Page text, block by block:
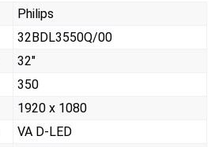
Philips
32BDL3550Q/00
32"
350
1920 x 1080
VA D-LED